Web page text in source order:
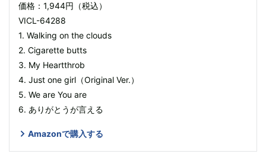
価格：1,944円（税込）
VICL-64288
1. Walking on the clouds
2. Cigarette butts
3. My Heartthrob
4. Just one girl（Original Ver.）
5. We are You are
6. ありがとうが言える
Amazonで購入する